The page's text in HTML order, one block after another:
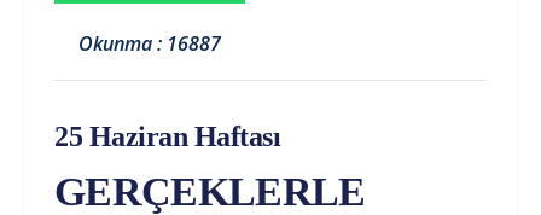
Okunma : 16887
25 Haziran Haftası
GERÇEKLERLE